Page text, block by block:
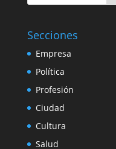
Secciones
Empresa
Política
Profesión
Ciudad
Cultura
Salud